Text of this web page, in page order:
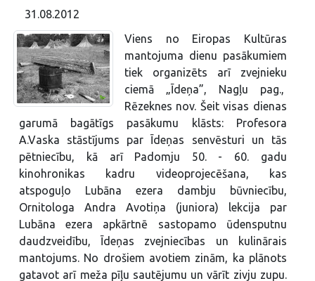
31.08.2012
Viens no Eiropas Kultūras
mantojuma dienu pasākumiem
tiek organizēts arī zvejnieku
ciemā „Īdeņa”, Nagļu pag.,
Rēzeknes nov. Šeit visas dienas
garumā bagātīgs pasākumu klāsts: Profesora
A.Vaska stāstījums par Īdeņas senvēsturi un tās
pētniecību, kā arī Padomju 50. - 60. gadu
kinohronikas kadru videoprojecēšana, kas
atspoguļo Lubāna ezera dambju būvniecību,
Ornitologa Andra Avotiņa (juniora) lekcija par
Lubāna ezera apkārtnē sastopamo ūdensputnu
daudzveidību, Īdeņas zvejniecības un kulinārais
mantojums. No drošiem avotiem zinām, ka plānots
gatavot arī meža pīļu sautējumu un vārīt zivju zupu.